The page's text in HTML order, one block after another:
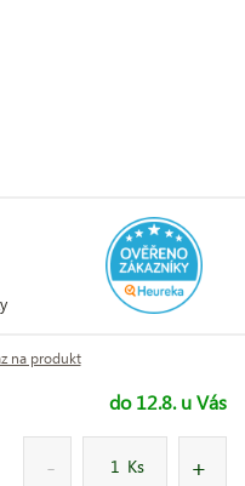
na produkt
do 12.8. u Vás
Ks